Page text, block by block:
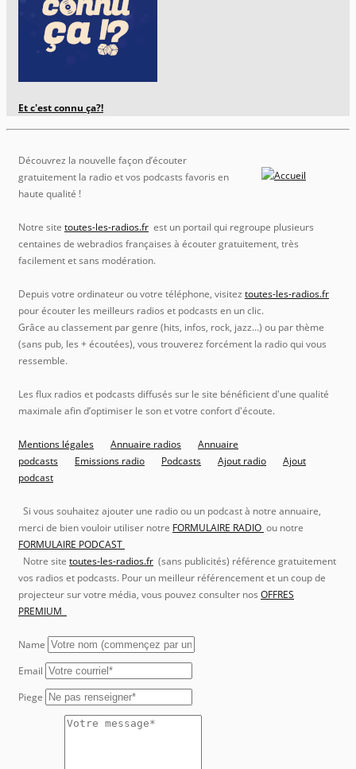
Et c'est connu ça?!
Découvrez la nouvelle façon d’écouter
gratuitement la radio et vos podcasts favoris en
haute qualité !
Notre site toutes-les-radios.fr est un portail qui regroupe plusieurs
centaines de webradios françaises à écouter gratuitement, très
facilement et sans modération.
Depuis votre ordinateur ou votre téléphone, visitez toutes-les-radios.fr
pour écouter les meilleurs radios et podcasts en un clic.
Grâce au classement par genre (hits, infos, rock, jazz…) ou par thème
(sans pub, les + écoutées), vous trouverez forcément la radio qui vous
ressemble.
Les flux radios et podcasts diffusés sur le site bénéficient d'une qualité
maximale afin d’optimiser le son et votre confort d'écoute.
Mentions légales Annuaire radios
Annuaire
podcasts
Emissions radio Podcasts Ajout radio
Ajout
podcast
Si vous souhaitez ajouter une radio ou un podcast à notre annuaire,
merci de bien vouloir utiliser notre FORMULAIRE RADIO ou notre
FORMULAIRE PODCAST
Notre site toutes-les-radios.fr (sans publicités) référence gratuitement
vos radios et podcasts. Pour un meilleur référencement et un coup de
projecteur sur votre média, vous pouvez consulter nos OFFRES
PREMIUM
Name
Email
Piege